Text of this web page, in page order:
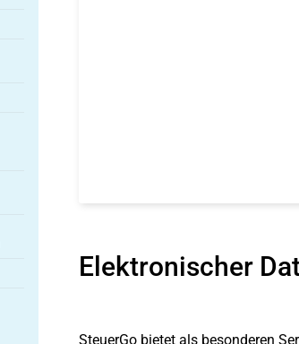
Elektronischer
SteuerGo bietet als besonderen